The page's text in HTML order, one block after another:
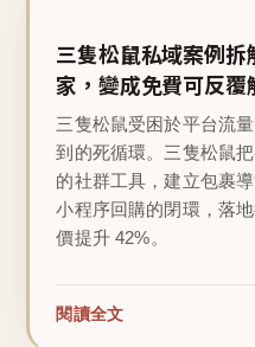
三隻松鼠私域案例
家，變成免費可反覆
三隻松鼠受困於平台流
到的死循環。三隻松鼠
的社群工具，建立包裹
小程序回購的閉環，落
價提升 42%。
閱讀全文